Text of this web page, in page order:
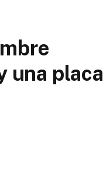
una placa